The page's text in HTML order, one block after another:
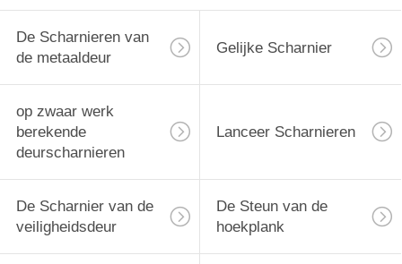
De Scharnieren van
de metaaldeur
Gelijke Scharnier
op zwaar werk
berekende
deurscharnieren
Lanceer Scharnieren
De Scharnier van de
veiligheidsdeur
De Steun van de
hoekplank